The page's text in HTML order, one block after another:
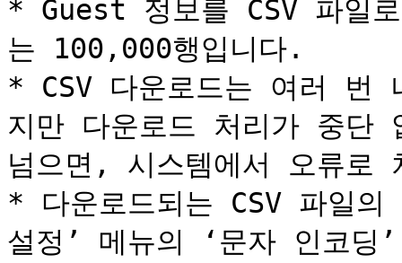
* Guest 정보를 CSV 파일
는 100,000행입니다.
* CSV 다운로드는 여러 번
지만 다운로드 처리가 중단
넘으면, 시스템에서 오류로
* 다운로드되는 CSV 파일
설정’ 메뉴의 ‘문자 인코딩